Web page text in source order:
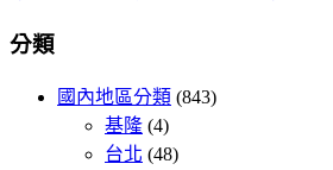
分類
國內地區分類 (843)
基隆 (4)
台北 (48)